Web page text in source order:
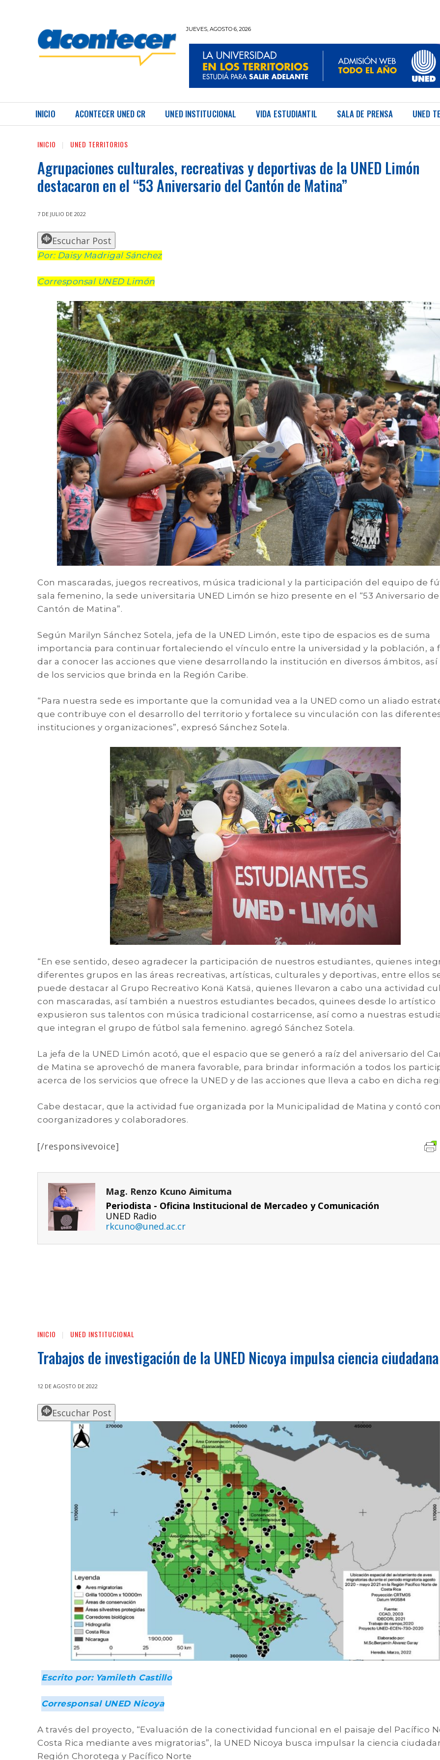
JUEVES, AGOSTO 6, 2026
INICIO ACONTECER UNED CR UNED INSTITUCIONAL VIDA ESTUDIANTIL SALA DE PRENSA UNED
INICIO UNED TERRITORIOS
Agrupaciones culturales, recreativas y deportivas de la UNED Limón
destacaron en el “53 Aniversario del Cantón de Matina”
7 DE JULIO DE 2022
Escuchar Post
Por: Daisy Madrigal Sánchez
Corresponsal UNED Limón
Con mascaradas, juegos recreativos, música tradicional y la participación del equipo de
sala femenino, la sede universitaria UNED Limón se hizo presente en el “53 Aniversario del
Cantón de Matina”.
Según Marilyn Sánchez Sotela, jefa de la UNED Limón, este tipo de espacios es de suma
importancia para continuar fortaleciendo el vínculo entre la universidad y la población, a
dar a conocer las acciones que viene desarrollando la institución en diversos ámbitos, así
de los servicios que brinda en la Región Caribe.
“Para nuestra sede es importante que la comunidad vea a la UNED como un aliado
que contribuye con el desarrollo del territorio y fortalece su vinculación con las
instituciones y organizaciones”, expresó Sánchez Sotela.
“En ese sentido, deseo agradecer la participación de nuestros estudiantes, quienes
diferentes grupos en las áreas recreativas, artísticas, culturales y deportivas, entre ellos
puede destacar al Grupo Recreativo Konä Katsä, quienes llevaron a cabo una actividad
con mascaradas, así también a nuestros estudiantes becados, quinees desde lo artístico
expusieron sus talentos con música tradicional costarricense, así como a nuestras
que integran el grupo de fútbol sala femenino. agregó Sánchez Sotela.
La jefa de la UNED Limón acotó, que el espacio que se generó a raíz del aniversario del
de Matina se aprovechó de manera favorable, para brindar información a todos los
acerca de los servicios que ofrece la UNED y de las acciones que lleva a cabo en dicha
Cabe destacar, que la actividad fue organizada por la Municipalidad de Matina y contó
coorganizadores y colaboradores.
[/responsivevoice]
Mag. Renzo Kcuno Aimituma
Periodista - Oficina Institucional de Mercadeo y Comunicación
UNED Radio
rkcuno@uned.ac.cr